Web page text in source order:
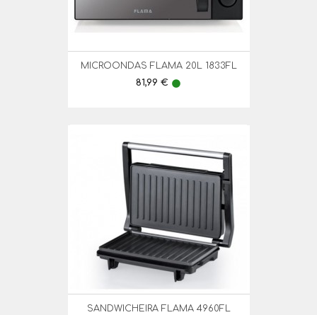
MICROONDAS FLAMA 20L 1833FL
Preço
81,99 € lens
SANDWICHEIRA FLAMA 4960FL